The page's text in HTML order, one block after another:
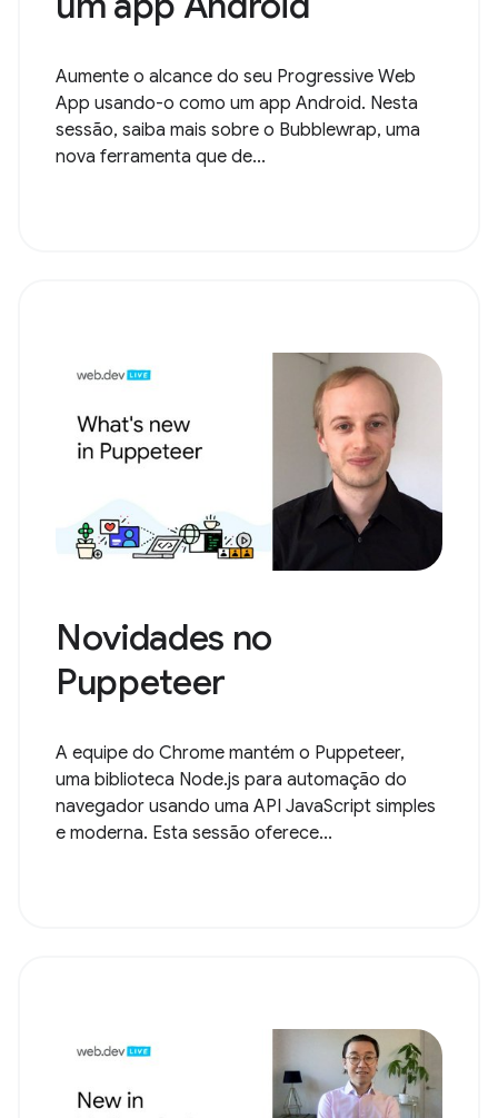
Aumente o alcance do seu Progressive Web
App usando-o como um app Android. Nesta
sessão, saiba mais sobre o Bubblewrap, uma
nova ferramenta que de...
Novidades no
Puppeteer
A equipe do Chrome mantém o Puppeteer,
uma biblioteca Node.js para automação do
navegador usando uma API JavaScript simples
e moderna. Esta sessão oferece...